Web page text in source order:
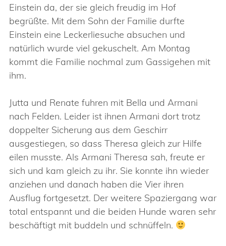
Einstein da, der sie gleich freudig im Hof
begrüßte. Mit dem Sohn der Familie durfte
Einstein eine Leckerliesuche absuchen und
natürlich wurde viel gekuschelt. Am Montag
kommt die Familie nochmal zum Gassigehen mit
ihm.
Jutta und Renate fuhren mit Bella und Armani
nach Felden. Leider ist ihnen Armani dort trotz
doppelter Sicherung aus dem Geschirr
ausgestiegen, so dass Theresa gleich zur Hilfe
eilen musste. Als Armani Theresa sah, freute er
sich und kam gleich zu ihr. Sie konnte ihn wieder
anziehen und danach haben die Vier ihren
Ausflug fortgesetzt. Der weitere Spaziergang war
total entspannt und die beiden Hunde waren sehr
beschäftigt mit buddeln und schnüffeln.